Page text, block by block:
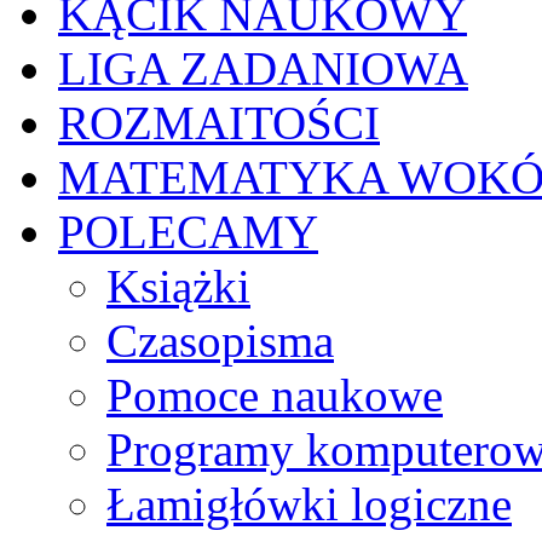
KĄCIK NAUKOWY
LIGA ZADANIOWA
ROZMAITOŚCI
MATEMATYKA
POLECAMY
Książki
Czasopisma
Pomoce naukowe
Programy
Łamigłówki logiczne